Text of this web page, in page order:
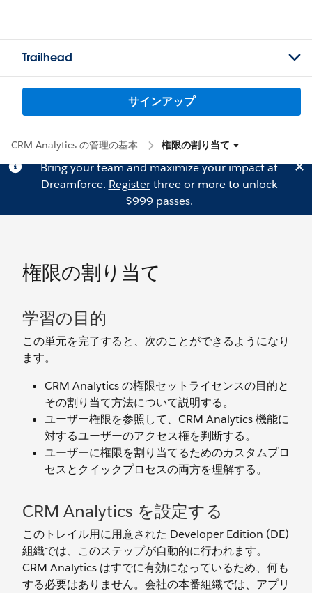
Trailhead
サインアップ
CRM Analytics の管理の基本 権限の割り当て
Bring your team and maximize your impact at
Dreamforce. Registerthree or more to unlock
$999 passes.
権限の割り当て
学習の目的
この単元を完了すると、次のことができるようになり
ます。
CRM Analytics の権限セットライセンスの目的と
その割り当て方法について説明する。
ユーザー権限を参照して、CRM Analytics 機能に
対するユーザーのアクセス権を判断する。
ユーザーに権限を割り当てるためのカスタムプロ
セスとクイックプロセスの両方を理解する。
CRM Analytics を設定する
このトレイル用に用意された Developer Edition (DE)
組織では、このステップが自動的に行われます。
CRM Analytics はすでに有効になっているため、何も
する必要はありません。会社の本番組織では、アプリ